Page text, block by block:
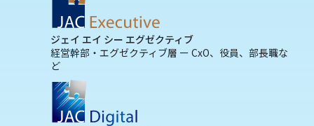
ジェイ エイ シー エグゼクティブ
経営幹部・エグゼクティブ層 ー CxO、役員、部長職な
ど